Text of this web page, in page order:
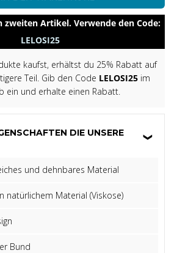
zweiten Artikel. Verwende den Code:
LELOSI25
kaufst, erhältst du 25% Rabatt auf
Teil. Gib den Code LELOSI25 im
ein und erhalte einen Rabatt.
DIE UNSERE
und dehnbares Material
natürlichem Material (Viskose)
Bund